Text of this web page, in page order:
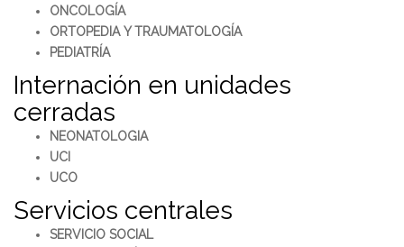
ONCOLOGÍA
ORTOPEDIA Y TRAUMATOLOGÍA
PEDIATRÍA
Internación en unidades
cerradas
NEONATOLOGIA
UCI
UCO
Servicios centrales
SERVICIO SOCIAL